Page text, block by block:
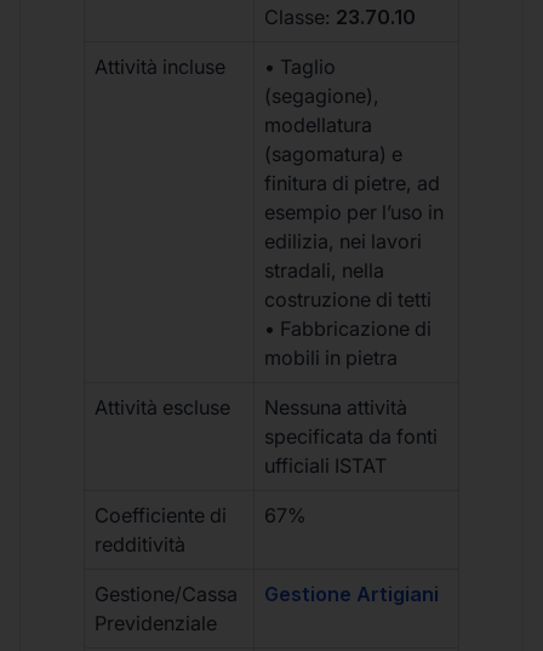
Classe: 23.70.10
Attività incluse
• Taglio
(segagione),
modellatura
(sagomatura) e
finitura di pietre, ad
esempio per l’uso in
edilizia, nei lavori
stradali, nella
costruzione di tetti
• Fabbricazione di
mobili in pietra
Attività escluse
Nessuna attività
specificata da fonti
ufficiali ISTAT
Coefficiente di
redditività
67%
Gestione/Cassa
Previdenziale
Gestione Artigiani